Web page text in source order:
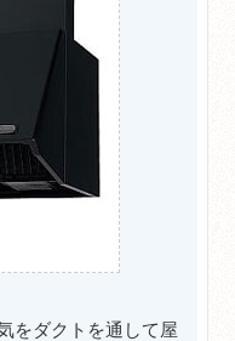
をダクトを通して屋